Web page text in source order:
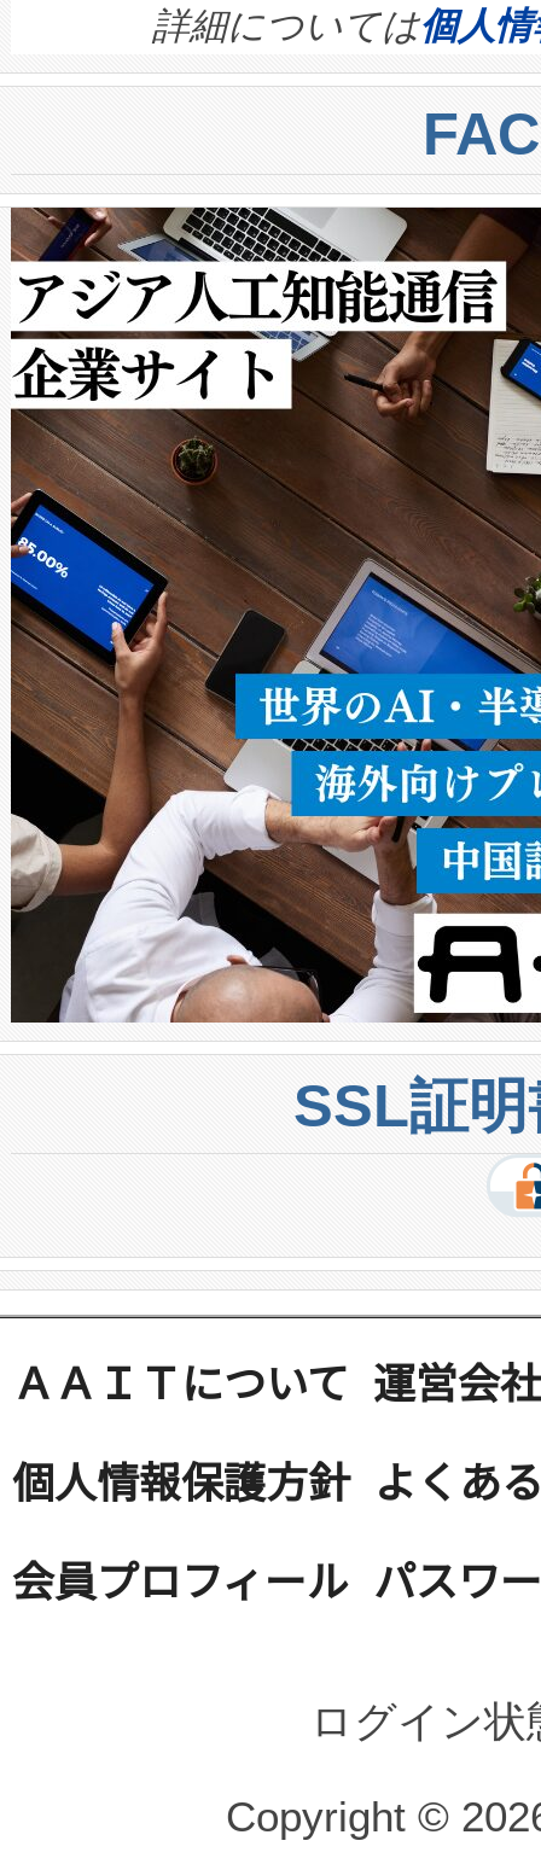
quality and reliability for AI
BESS stack to ensure battery
centers. Voltaiqは、ai&のAI
からシステム統合、試運転、
クルの各段階のデータを監視
[…]
す。ノーマルモードでは、
ートル先まで検出でき、これ
トに対して約600メートルに
では、反射率10％のターゲッ
で向上し、最大検知距離は
ットだけで最大1キロメート
ルの変電所周囲を監視でき、
作業と点群処理を簡素化でき
Avia 2は、2種類のFOVオプシ
× 80°のノーマルモード、長
ードを切り替えて使用するこ
ることなく、単一のデバイス
うにします。遠距離まで届く
密度なスキャ […]
詳細については個人
SSL証
ＡＡＩＴについて 運営会社
個人情報保護方針 よくあ
会員プロフィール パスワ
ログイン
Copyright ©